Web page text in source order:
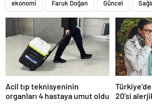
ekonomi Faruk Doğan Güncel
Acil tıp teknisyeninin
organları 4 hastaya umut oldu
20’si